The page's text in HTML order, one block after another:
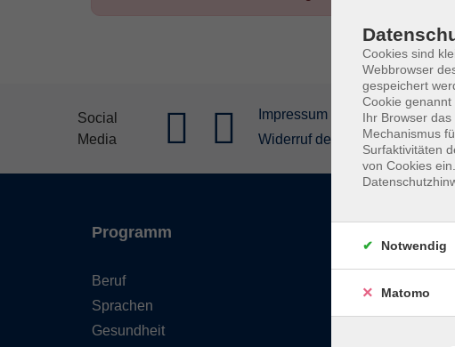
Social
Media
Impressum Allgemeine
Widerruf der Buchung
Programm
Beruf
Sprachen
Gesundheit
Cookies sind
Webbrowser
gespeichert
Cookie
Ihr Browser
Mechanismus
Surfaktivitäten
von Cookies
Notwendig
Matomo